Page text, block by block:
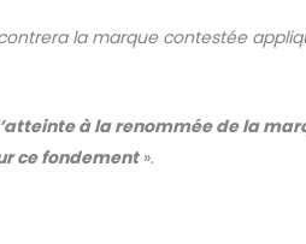
la marque contestée
à la renommée de la
ce fondement».